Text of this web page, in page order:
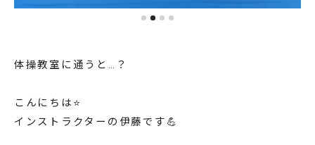
体操教室に通うと…？
こんにちは⭐️
インストラクターの伊藤です💪